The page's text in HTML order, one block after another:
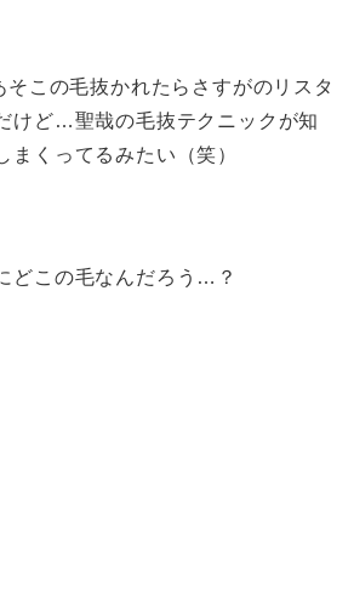
この毛抜かれたらさすがのリスタ
けど…聖哉の毛抜テクニックが知
まくってるみたい（笑）
どこの毛なんだろう…？